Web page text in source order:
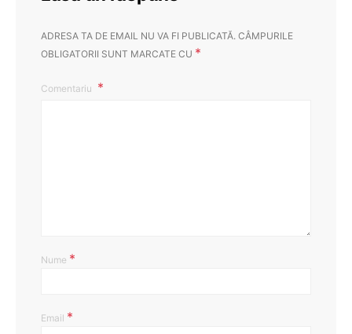
ADRESA TA DE EMAIL NU VA FI PUBLICATĂ. CÂMPURILE
OBLIGATORII SUNT MARCATE CU *
Comentariu
Nume *
Email *